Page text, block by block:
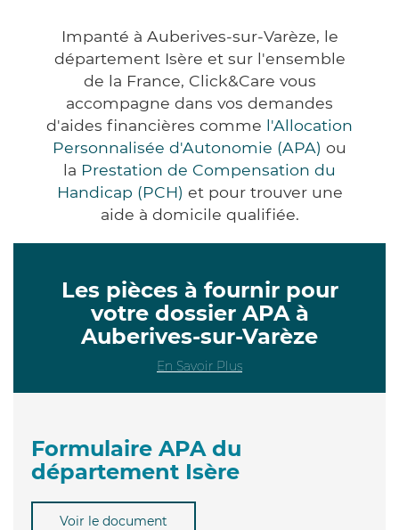
Impanté à Auberives-sur-Varèze, le
département Isère et sur l'ensemble
de la France, Click&Care vous
accompagne dans vos demandes
d'aides financières comme l'Allocation
Personnalisée d'Autonomie (APA) ou
la Prestation de Compensation du
Handicap (PCH) et pour trouver une
aide à domicile qualifiée.
Les pièces à fournir pour
votre dossier APA à
Auberives-sur-Varèze
En Savoir Plus
Formulaire APA du
département Isère
Voir le document